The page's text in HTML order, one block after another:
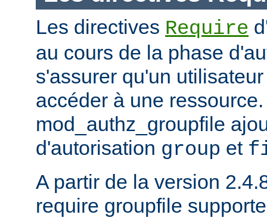
Les directives Require
au cours de la phase
s'assurer qu'un
accéder à une ressource.
mod_authz_groupfile
d'autorisation group et
A partir de la version
require groupfile